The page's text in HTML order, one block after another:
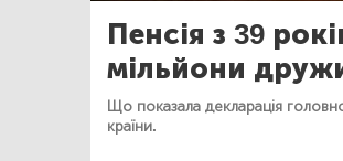
Пенсія з 39
мільйони
Що показала декларація
країни.